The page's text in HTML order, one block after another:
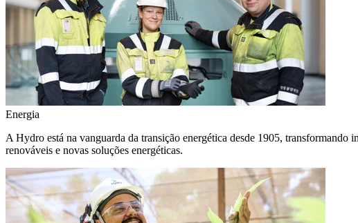
Energia
A Hydro está na vanguarda da transição energética desde 1905,
renováveis e novas soluções energéticas.